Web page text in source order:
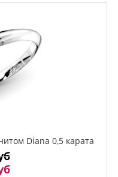
Diana 0,5 карата